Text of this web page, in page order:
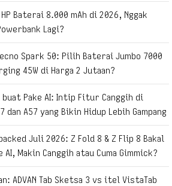
Baterai 8.000 mAh di 2026, Nggak
Lagi?
Spark 50: Pilih Baterai Jumbo 7000
45W di Harga 2 Jutaan?
buat Pake AI: Intip Fitur Canggih di
dan A57 yang Bikin Hidup Lebih Gampang
Juli 2026: Z Fold 8 & Z Flip 8 Bakal
AI, Makin Canggih atau Cuma Gimmick?
ADVAN Tab Sketsa 3 vs itel VistaTab